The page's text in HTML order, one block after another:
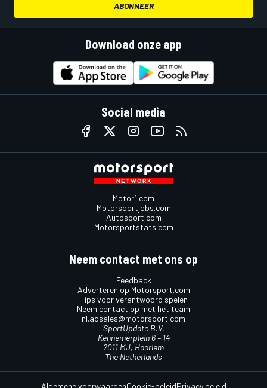
ABONNEER
Download onze app
Social media
Motor1.com
Motorsportjobs.com
Autosport.com
Motorsportstats.com
Neem contact met ons op
Feedback
Adverteren op Motorsport.com
Tips voor verantwoord spelen
Neem contact op met het team
nl.adsales@motorsport.com
SportUpdate B.V.
Kennemerplein 6 – 14
2011 MJ, Haarlem
The Netherlands
Algemene voorwaardenCookie-beleidPrivacy beleid